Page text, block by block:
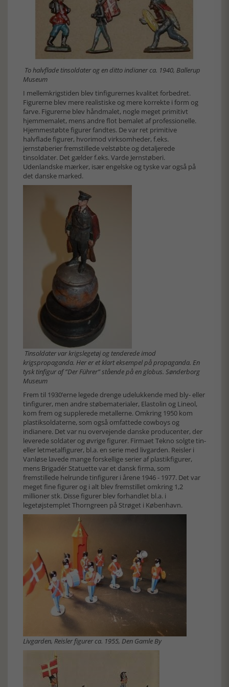
To halvflade tinsoldater og en ditto indianer ca. 1940, Ballerup
Museum
I mellemkrigstiden blev tinfigurernes kvalitet forbedret.
Figurerne blev mere realistiske og mere korrekte i form og
farve. Figurerne blev håndmalet, nogle meget primitivt
hjemmemalet, mens andre flot bemalet af professionelle.
Hjemmestøbte figurer fandtes. De var ret primitive
halvflade figurer, hvorimod virksomheder, f.eks.
jernstøberier fremstillede velstøbte og detaljerede
tinsoldater. Det gælder f.eks. Varde Jernstøberi.
Udenlandske mærker, især engelske og tyske var også på
det danske marked.
Tinsoldater var krigslegetøj og tenderede imod
krigspropaganda. Her er et klart eksempel på propaganda. En
tysk tinfigur af ”Der Führer” stående på en globus. Sønderborg
Museum
Frem til 1930’erne legede drenge udelukkende med bly- eller
tinfigurer, men andre støbematerialer, Elastolin og Lineol,
kom frem og supplerede metallerne. Omkring 1950 kom
plastiksoldaterne, som også omfattede cowboys og
indianere. Det var nu overvejende danske producenter, der
leverede soldater og øvrige figurer. Firmaet Tekno solgte tin-
eller letmetalfigurer, bl.a. en serie med livgarden. Reisler i
Vanløse lavede mange forskellige serier af plastikfigurer,
mens Brigadér Statuette var et dansk firma, som
fremstillede helrunde tinfigurer i årene 1946 - 1977. Det var
meget fine figurer og i alt blev fremstillet omkring 1,2
millioner stk. Disse figurer blev forhandlet bl.a. i
legetøjstemplet Thorngreen på Strøget i København.
Livgarden, Reisler figurer ca. 1955, Den Gamle By